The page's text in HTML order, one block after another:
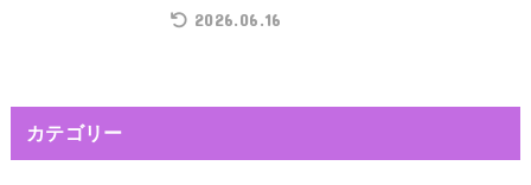
2026.06.16
カテゴリー